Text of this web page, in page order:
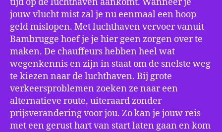
jouw vlucht mist zal je nu eenmaal een hoop
geld mislopen. Met luchthaven vervoer vanuit
Bambrugge hoef je je hier geen zorgen over te
maken. De chauffeurs hebben heel wat
wegenkennis en zijn in staat om de snelste weg
te kiezen naar de luchthaven. Bij grote
verkeersproblemen zoeken ze naar een
alternatieve route, uiteraard zonder
prijsverandering voor jou. Zo kan je jouw reis
met een gerust hart van start laten gaan en kom